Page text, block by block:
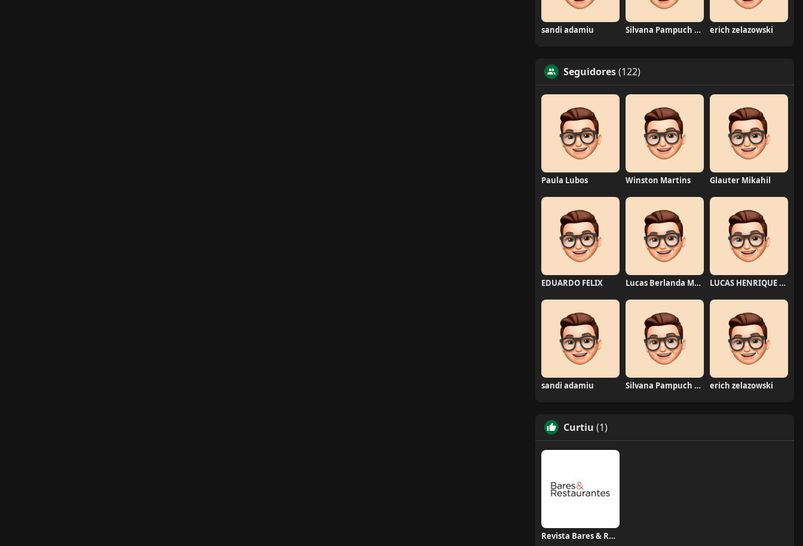
sandi adamiu Silvana Pampuch Andreata erich zelazowski
Seguidores(122)
Paula Lubos Winston Martins Glauter Mikahil
EDUARDO FELIX Lucas Berlanda Moraes LUCAS HENRIQUE RIBEIRO
sandi adamiu Silvana Pampuch Andreata erich zelazowski
Curtiu (1)
Revista Bares & Restaurantes